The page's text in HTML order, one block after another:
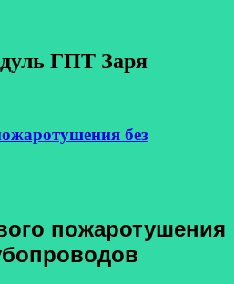
ГПТ Заря
без
пожаротушения